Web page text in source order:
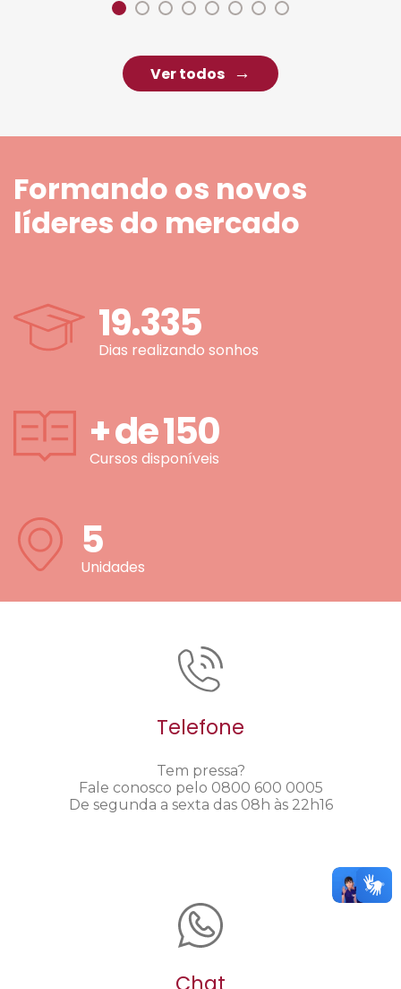
Ver todos
Formando os novos
líderes do mercado
19.335
Dias realizando sonhos
+ de150
Cursos disponíveis
5
Unidades
Telefone
Tem pressa?
Fale conosco pelo 0800 600 0005
De segunda a sexta das 08h às 22h16
Chat